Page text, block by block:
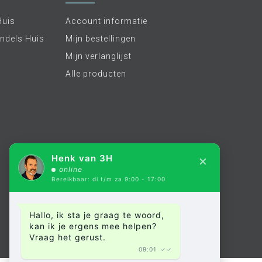
Huis
Account informatie
Mijn bestellingen
Mijn verlanglijst
Alle producten
Henk van 3H
online
Bereikbaar: di t/m za 9:00 - 17:00
×
Hallo, ik sta je graag te woord,
kan ik je ergens mee helpen?
Vraag het gerust.
09:01 ✓✓